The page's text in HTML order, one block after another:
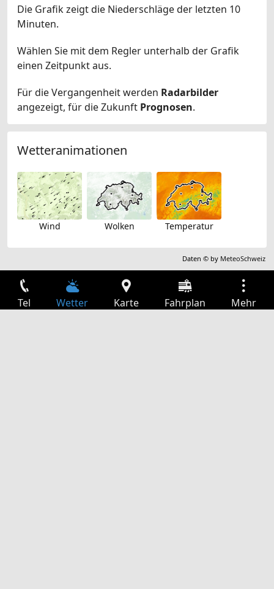
Die Grafik zeigt die Niederschläge der letzten 10
Minuten.
Wählen Sie mit dem Regler unterhalb der Grafik
einen Zeitpunkt aus.
Für die Vergangenheit werden Radarbilder
angezeigt, für die Zukunft Prognosen.
Wetteranimationen
Wind Wolken Temperatur
Daten © by MeteoSchweiz
Tel Wetter Karte Fahrplan Mehr